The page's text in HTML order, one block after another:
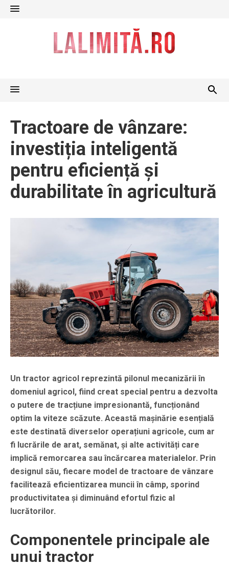
Skip
Tractoare de vânzare:
investiția inteligentă
pentru eficiență și
durabilitate în agricultură
Un tractor agricol reprezintă pilonul mecanizării în
domeniul agricol, fiind creat special pentru a dezvolta
o putere de tracțiune impresionantă, funcționând
optim la viteze scăzute. Această mașinărie esențială
este destinată diverselor operațiuni agricole, cum ar
fi lucrările de arat, semănat, și alte activități care
implică remorcarea sau încărcarea materialelor. Prin
designul său, fiecare model de tractoare de vânzare
facilitează eficientizarea muncii în câmp, sporind
productivitatea și diminuând efortul fizic al
lucrătorilor.
Componentele principale ale
unui tractor